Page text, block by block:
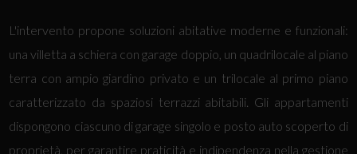
L'intervento propone soluzioni abitative moderne e funzionali:
una villetta a schiera con garage doppio, un quadrilocale al piano
terra con ampio giardino privato e un trilocale al primo piano
caratterizzato da spaziosi terrazzi abitabili. Gli appartamenti
dispongono ciascuno di garage singolo e posto auto scoperto di
proprietà, per garantire praticità e indipendenza nella gestione